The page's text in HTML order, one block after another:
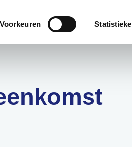
Voorkeuren